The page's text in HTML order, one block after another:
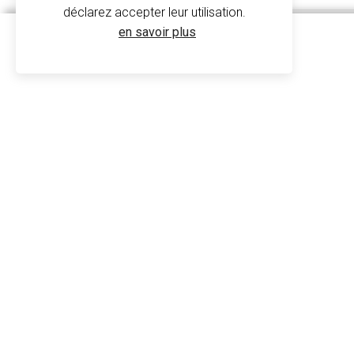
Sac De Gym - Sublimation
déclarez accepter leur utilisation.
en savoir plus